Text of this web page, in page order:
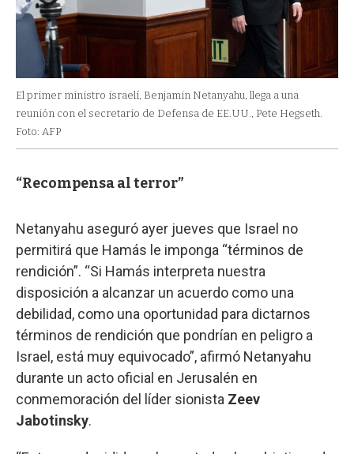
El primer ministro israelí, Benjamin Netanyahu, llega a una
reunión con el secretario de Defensa de EE.UU., Pete Hegseth.
Foto: AFP
“Recompensa al terror”
Netanyahu aseguró ayer jueves que Israel no
permitirá que Hamás le imponga “términos de
rendición”. “Si Hamás interpreta nuestra
disposición a alcanzar un acuerdo como una
debilidad, como una oportunidad para dictarnos
términos de rendición que pondrían en peligro a
Israel, está muy equivocado”, afirmó Netanyahu
durante un acto oficial en Jerusalén en
conmemoración del líder sionista Zeev
Jabotinsky.